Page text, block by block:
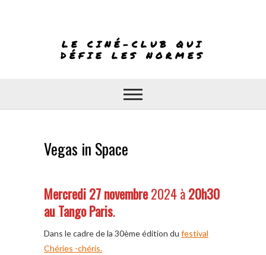
LE CINÉ-CLUB QUI
DÉFIE LES NORMES
Vegas in Space
Mercredi 27 novembre2024 à20h30
au Tango Paris.
Dans le cadre de la 30ème édition du festival
Chéries -chéris.